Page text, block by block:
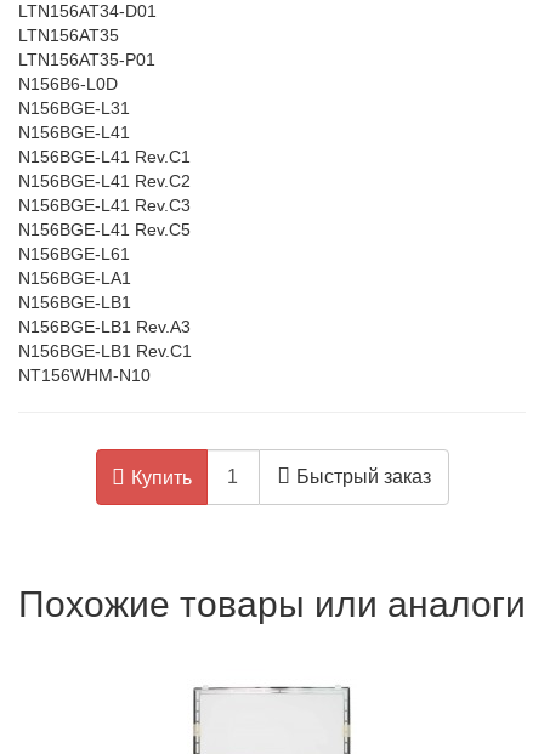
LTN156AT34-D01
LTN156AT35
LTN156AT35-P01
N156B6-L0D
N156BGE-L31
N156BGE-L41
N156BGE-L41 Rev.C1
N156BGE-L41 Rev.C2
N156BGE-L41 Rev.C3
N156BGE-L41 Rev.C5
N156BGE-L61
N156BGE-LA1
N156BGE-LB1
N156BGE-LB1 Rev.A3
N156BGE-LB1 Rev.C1
NT156WHM-N10
Купить Быстрый заказ
Похожие товары или аналоги